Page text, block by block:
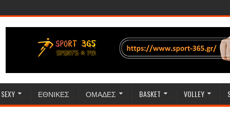
SEXY ΕΘΝΙΚΕΣ ΟΜΑΔΕΣ BASKET VOLLEY